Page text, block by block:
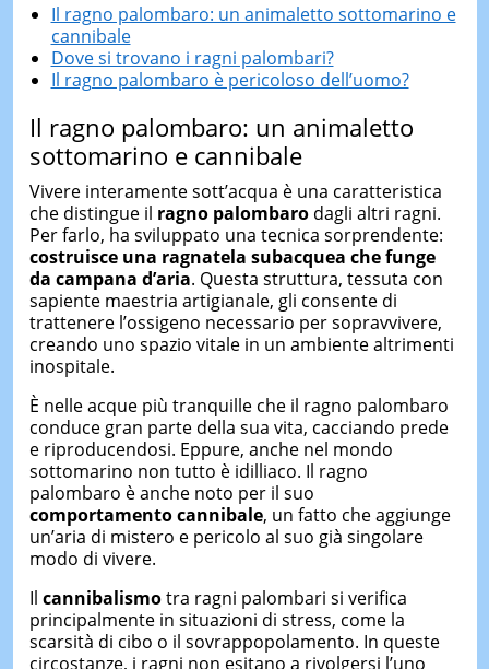
Il ragno palombaro: un animaletto sottomarino e
cannibale
Dove si trovano i ragni palombari?
Il ragno palombaro è pericoloso dell’uomo?
Il ragno palombaro: un animaletto
sottomarino e cannibale
Vivere interamente sott’acqua è una caratteristica
che distingue il ragno palombarodagli altri ragni.
Per farlo, ha sviluppato una tecnica sorprendente:
costruisce una ragnatela subacquea che funge
da campana d’aria. Questa struttura, tessuta con
sapiente maestria artigianale, gli consente di
trattenere l’ossigeno necessario per sopravvivere,
creando uno spazio vitale in un ambiente altrimenti
inospitale.
È nelle acque più tranquille che il ragno palombaro
conduce gran parte della sua vita, cacciando prede
e riproducendosi. Eppure, anche nel mondo
sottomarino non tutto è idilliaco. Il ragno
palombaro è anche noto per il suo
comportamento cannibale, un fatto che aggiunge
un’aria di mistero e pericolo al suo già singolare
modo di vivere.
Il cannibalismotra ragni palombari si verifica
principalmente in situazioni di stress, come la
scarsità di cibo o il sovrappopolamento. In queste
circostanze, i ragni non esitano a rivolgersi l’uno